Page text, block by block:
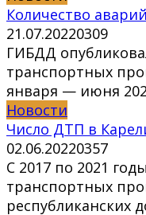
Количество
21.07.20220309
ГИБДД
транспортных
января — июня
Новости
Число ДТП в
02.06.20220357
С 2017 по 2021
транспортных
республиканских